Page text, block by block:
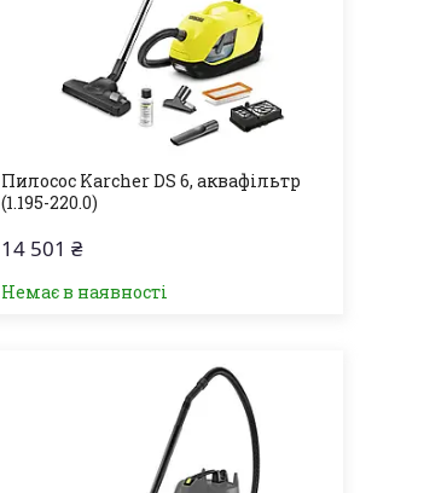
Пилосос Karcher DS 6, аквафільтр
(1.195-220.0)
14 501 ₴
Немає в наявності